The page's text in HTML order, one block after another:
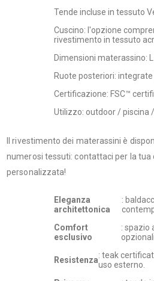
Tende incluse in tessuto
Cuscino: l'opzione
rivestimento in tessuto
Dimensioni materassino:
Ruote posteriori:
Certificazione: FSC™
Utilizzo: outdoor / piscina
Il rivestimento dei materassini è
numerosi tessuti: contattaci per la tua
personalizzata!
Eleganza
architettonica
:
Comfort
esclusivo
: spazio
opzionali.
Resistenza: teak
uso esterno.